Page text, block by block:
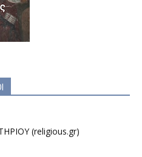
(religious.gr)